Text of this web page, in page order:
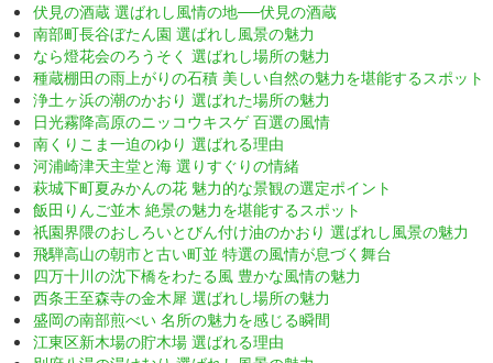
伏見の酒蔵 選ばれし風情の地──伏見の酒蔵
南部町長谷ぼたん園 選ばれし風景の魅力
なら燈花会のろうそく 選ばれし場所の魅力
種蔵棚田の雨上がりの石積 美しい自然の魅力を堪能するスポット
浄土ヶ浜の潮のかおり 選ばれた場所の魅力
日光霧降高原のニッコウキスゲ 百選の風情
南くりこま一迫のゆり 選ばれる理由
河浦崎津天主堂と海 選りすぐりの情緒
萩城下町夏みかんの花 魅力的な景観の選定ポイント
飯田りんご並木 絶景の魅力を堪能するスポット
祇園界隈のおしろいとびん付け油のかおり 選ばれし風景の魅力
飛騨高山の朝市と古い町並 特選の風情が息づく舞台
四万十川の沈下橋をわたる風 豊かな風情の魅力
西条王至森寺の金木犀 選ばれし場所の魅力
盛岡の南部煎べい 名所の魅力を感じる瞬間
江東区新木場の貯木場 選ばれる理由